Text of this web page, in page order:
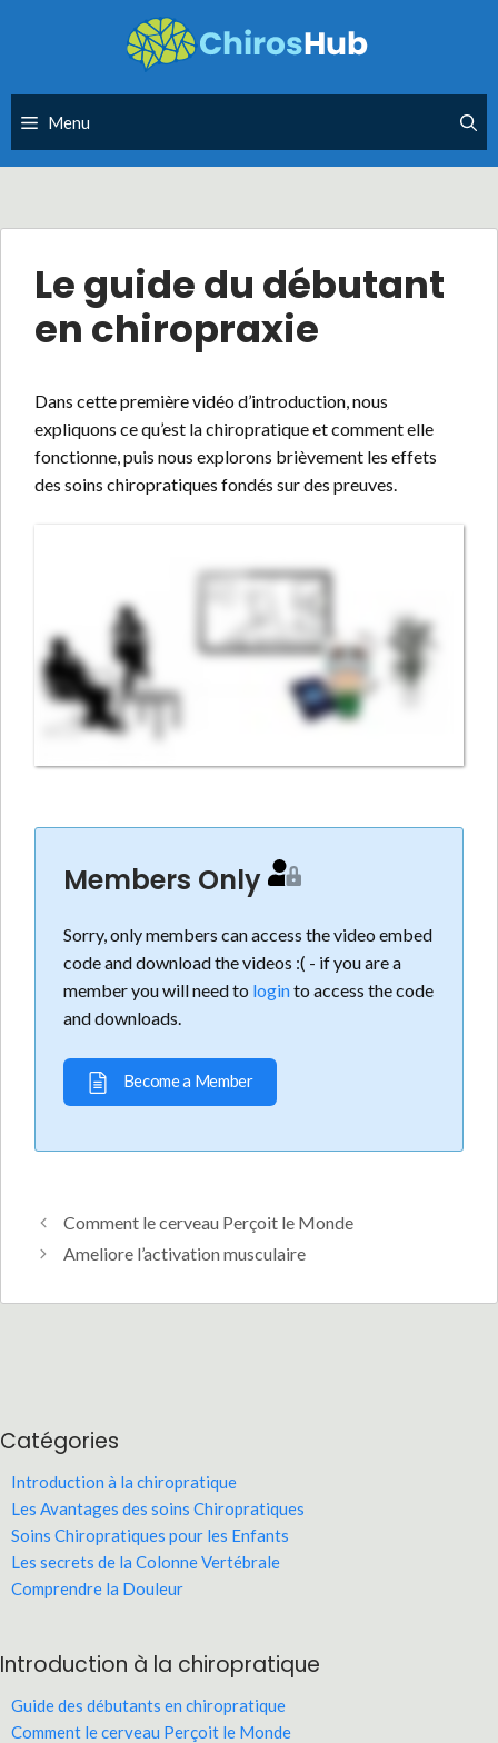
Menu
Le guide du débutant
en chiropraxie
Dans cette première vidéo d’introduction, nous
expliquons ce qu’est la chiropratique et comment elle
fonctionne, puis nous explorons brièvement les effets
des soins chiropratiques fondés sur des preuves.
Members Only
Sorry, only members can access the video embed
code and download the videos :( - if you are a
member you will need to loginto access the code
and downloads.
Become a Member
Comment le cerveau Perçoit le Monde
Ameliore l’activation musculaire
Catégories
Introduction à la chiropratique
Les Avantages des soins Chiropratiques
Soins Chiropratiques pour les Enfants
Les secrets de la Colonne Vertébrale
Comprendre la Douleur
Introduction à la chiropratique
Guide des débutants en chiropratique
Comment le cerveau Perçoit le Monde